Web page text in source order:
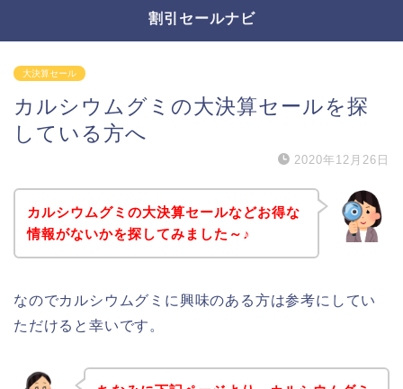
割引セールナビ
大決算セール
カルシウムグミの大決算セールを探
している方へ
2020年12月26日
カルシウムグミの大決算セールなどお得な
情報がないかを探してみました～♪
なのでカルシウムグミに興味のある方は参考にしてい
ただけると幸いです。